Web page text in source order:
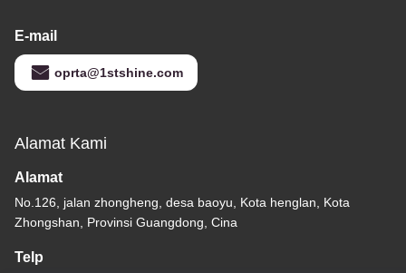
E-mail
oprta@1stshine.com
Alamat Kami
Alamat
No.126, jalan zhongheng, desa baoyu, Kota henglan, Kota
Zhongshan, Provinsi Guangdong, Cina
Telp